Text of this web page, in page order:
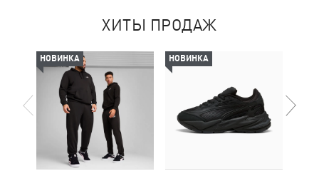
ХИТЫ ПРОДАЖ
НОВИНКА НОВИНКА